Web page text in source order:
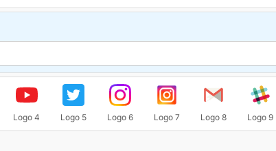
Logo 4 Logo 5 Logo 6 Logo 7 Logo 8 Logo 9